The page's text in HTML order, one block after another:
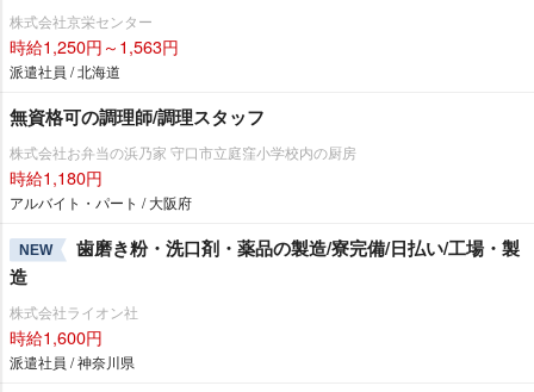
株式会社京栄センター
時給1,250円～1,563円
派遣社員 / 北海道
無資格可の調理師/調理スタッフ
株式会社お弁当の浜乃家 守口市立庭窪小学校内の厨房
時給1,180円
アルバイト・パート / 大阪府
NEW
歯磨き粉・洗口剤・薬品の製造/寮完備/日払い/工場・製
造
株式会社ライオン社
時給1,600円
派遣社員 / 神奈川県